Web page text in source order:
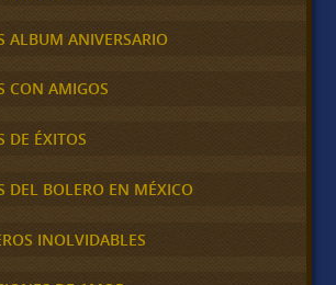
ALBUM ANIVERSARIO
CON AMIGOS
DE ÉXITOS
DEL BOLERO EN MÉXICO
INOLVIDABLES